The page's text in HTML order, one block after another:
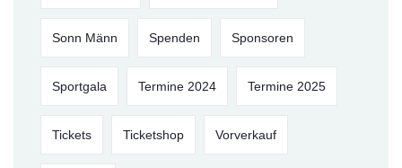
Sonn Männ Spenden Sponsoren
Sportgala Termine 2024 Termine 2025
Tickets Ticketshop Vorverkauf